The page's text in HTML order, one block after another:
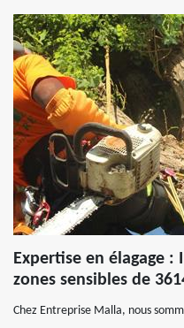
Expertise en élagage
zones sensibles de
Chez Entreprise Malla, nous